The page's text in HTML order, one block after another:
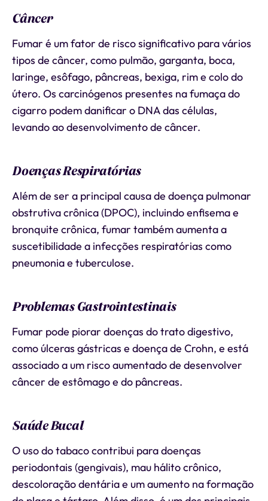
Câncer
Fumar é um fator de risco significativo para vários
tipos de câncer, como pulmão, garganta, boca,
laringe, esôfago, pâncreas, bexiga, rim e colo do
útero. Os carcinógenos presentes na fumaça do
cigarro podem danificar o DNA das células,
levando ao desenvolvimento de câncer.
Doenças Respiratórias
Além de ser a principal causa de doença pulmonar
obstrutiva crônica (DPOC), incluindo enfisema e
bronquite crônica, fumar também aumenta a
suscetibilidade a infecções respiratórias como
pneumonia e tuberculose.
Problemas Gastrointestinais
Fumar pode piorar doenças do trato digestivo,
como úlceras gástricas e doença de Crohn, e está
associado a um risco aumentado de desenvolver
câncer de estômago e do pâncreas.
Saúde Bucal
O uso do tabaco contribui para doenças
periodontais (gengivais), mau hálito crônico,
descoloração dentária e um aumento na formação